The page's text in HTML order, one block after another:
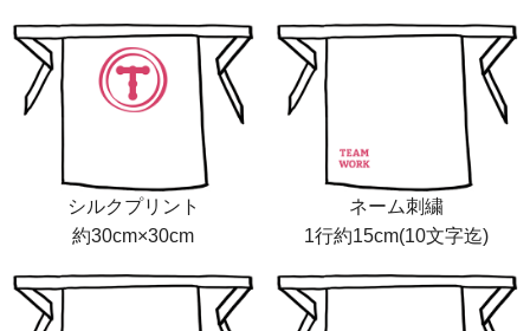
シルクプリント
約30cm×30cm
ネーム刺繍
1行約15cm(10文字迄)